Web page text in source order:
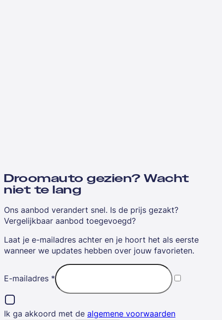
Droomauto gezien? Wacht
niet te lang
Ons aanbod verandert snel. Is de prijs gezakt?
Vergelijkbaar aanbod toegevoegd?
Laat je e-mailadres achter en je hoort het als eerste
wanneer we updates hebben over jouw favorieten.
E-mailadres *
Ik ga akkoord met de algemene voorwaarden